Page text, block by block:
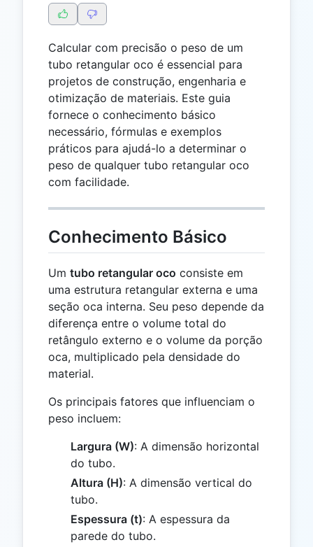
Calcular com precisão o peso de um
tubo retangular oco é essencial para
projetos de construção, engenharia e
otimização de materiais. Este guia
fornece o conhecimento básico
necessário, fórmulas e exemplos
práticos para ajudá-lo a determinar o
peso de qualquer tubo retangular oco
com facilidade.
Conhecimento Básico
Um tubo retangular oco consiste em
uma estrutura retangular externa e uma
seção oca interna. Seu peso depende da
diferença entre o volume total do
retângulo externo e o volume da porção
oca, multiplicado pela densidade do
material.
Os principais fatores que influenciam o
peso incluem:
Largura (W): A dimensão horizontal
do tubo.
Altura (H): A dimensão vertical do
tubo.
Espessura (t): A espessura da
parede do tubo.